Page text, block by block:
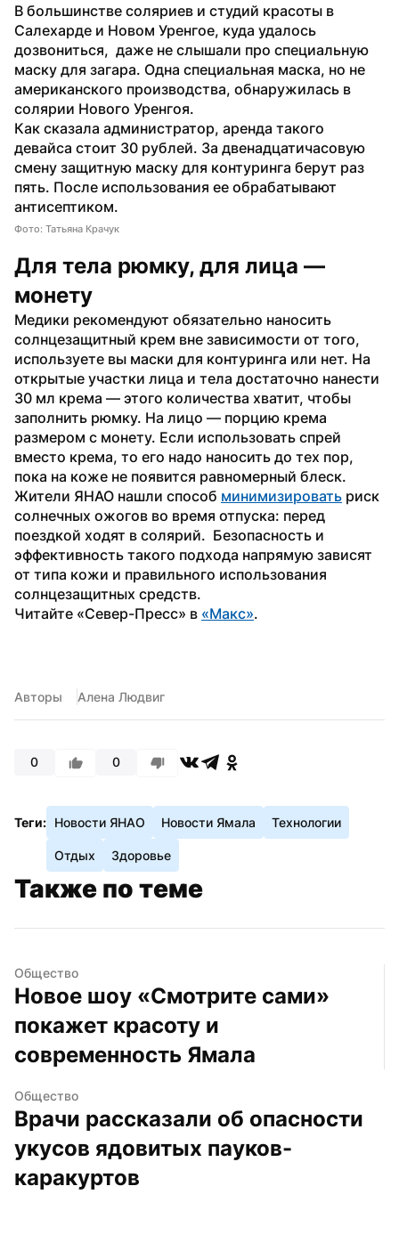
В большинстве соляриев и студий красоты в
Салехарде и Новом Уренгое, куда удалось
дозвониться,  даже не слышали про специальную
маску для загара. Одна специальная маска, но не
американского производства, обнаружилась в
солярии Нового Уренгоя.
Как сказала администратор, аренда такого
девайса стоит 30 рублей. За двенадцатичасовую
смену защитную маску для контуринга берут раз
пять. После использования ее обрабатывают
антисептиком.
Фото: Татьяна Крачук
Для тела рюмку, для лица —
монету
Медики рекомендуют обязательно наносить
солнцезащитный крем вне зависимости от того,
используете вы маски для контуринга или нет. На
открытые участки лица и тела достаточно нанести
30 мл крема — этого количества хватит, чтобы
заполнить рюмку. На лицо — порцию крема
размером с монету. Если использовать спрей
вместо крема, то его надо наносить до тех пор,
пока на коже не появится равномерный блеск.
Жители ЯНАО нашли способ минимизировать риск
солнечных ожогов во время отпуска: перед
поездкой ходят в солярий.  Безопасность и
эффективность такого подхода напрямую зависят
от типа кожи и правильного использования
солнцезащитных средств.
Читайте «Север-Пресс» в «Mакс».
Авторы Алена Людвиг
0 0
Теги: Новости ЯНАО Новости Ямала Технологии
Отдых Здоровье
Также по теме
Общество
Новое шоу «Смотрите сами»
покажет красоту и
современность Ямала
Общество
Врачи рассказали об опасности
укусов ядовитых пауков-
каракуртов